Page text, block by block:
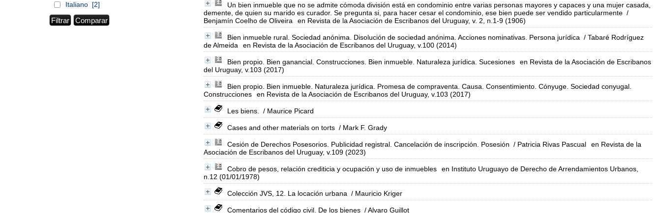
Un bien inmueble que no se admite cómoda división está en condominio entre varias personas mayores y capaces y una mujer casada,
demente, de quien su marido es curador. Se pregunta si, para hacer cesar el condominio, ese bien puede ser vendido particularmente /
Benjamín Coelho de Oliveira
en Revista de la Asociación de Escribanos del Uruguay, v. 2, n.1-9 (1906)
Bien inmueble rural. Sociedad anónima. Disolución de sociedad anónima. Acciones nominativas. Persona jurídica / Tabaré Rodríguez
de Almeida
en Revista de la Asociación de Escribanos del Uruguay, v.100 (2014)
Bien propio. Bien ganancial. Construcciones. Bien inmueble. Naturaleza jurídica. Sucesiones
en Revista de la Asociación de Escribanos
del Uruguay, v.103 (2017)
Bien propio. Bien inmueble. Naturaleza jurídica. Promesa de compraventa. Causa. Consentimiento. Cónyuge. Sociedad conyugal.
Construcciones
en Revista de la Asociación de Escribanos del Uruguay, v.103 (2017)
Les biens. / Maurice Picard
Cases and other materials on torts / Mark F. Grady
Cesión de Derechos Posesorios. Publicidad registral. Cancelación de inscripción. Posesión / Patricia Rivas Pascual
en Revista de la
Asociación de Escribanos del Uruguay, v.109 (2023)
Cobro de pesos, relación crediticia y ocupación y uso de inmuebles
en Instituto Uruguayo de Derecho de Arrendamientos Urbanos,
n.12 (01/01/1978)
Colección JVS, 12. La locación urbana / Mauricio Kriger
Comentarios del código civil. De los bienes / Alvaro Guillot
Italiano [2]